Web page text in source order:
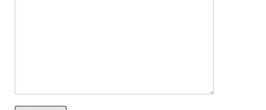
присоединюсь к тому, что средство на самом деле